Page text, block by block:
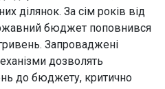
ділянок. За сім років від
бюджет поповнився
Запроваджені
дозволять
до бюджету, критично